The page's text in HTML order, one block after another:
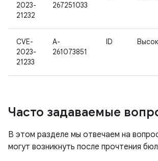
2023-
21232
267251033
CVE-
2023-
21233
A-
261073851
ID
Часто задаваемые
В этом разделе мы отвечаем на
могут возникнуть после прочтения